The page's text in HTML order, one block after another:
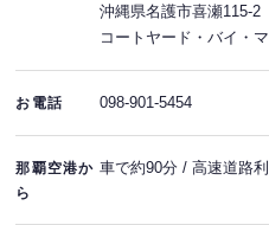
沖縄県名護市喜瀬115-2
コートヤード・バイ・
お電話 098-901-5454
那覇空港か
ら
車で約90分 / 高速道路